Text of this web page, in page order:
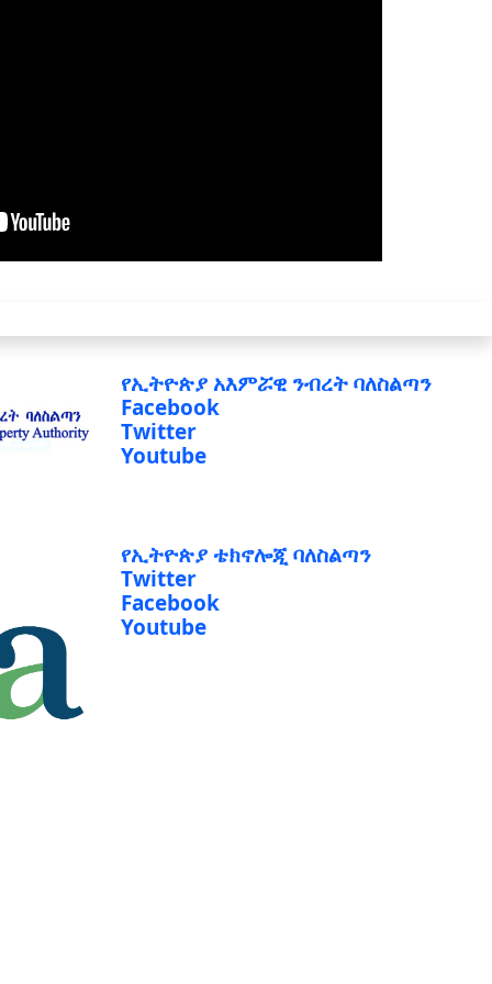
የኢትዮጵያ አእምሯዊ ንብረት ባለስልጣን
Facebook
Twitter
Youtube
የኢትዮጵያ ቴክኖሎጂ ባለስልጣን
Twitter
Facebook
Youtube